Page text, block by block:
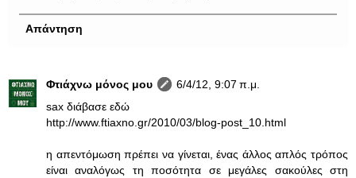
Απάντηση
Φτιάχνω μόνος μου
6/4/12, 9:07 π.μ.
sax διάβασε εδώ
http://www.ftiaxno.gr/2010/03/blog-post_10.html
η απεντόμωση πρέπει να γίνεται, ένας άλλος απλός τρόπος
είναι αναλόγως τη ποσότητα σε μεγάλες σακούλες στη